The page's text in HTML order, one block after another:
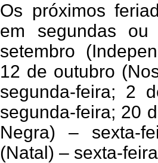
Os próximos
em segundas
setembro
12 de outubro
segunda-feira; 2
segunda-feira; 20
Negra) – sexta-
(Natal) – sexta-